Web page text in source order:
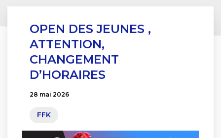
OPEN DES JEUNES ,
ATTENTION,
CHANGEMENT
D’HORAIRES
28 mai 2026
FFK